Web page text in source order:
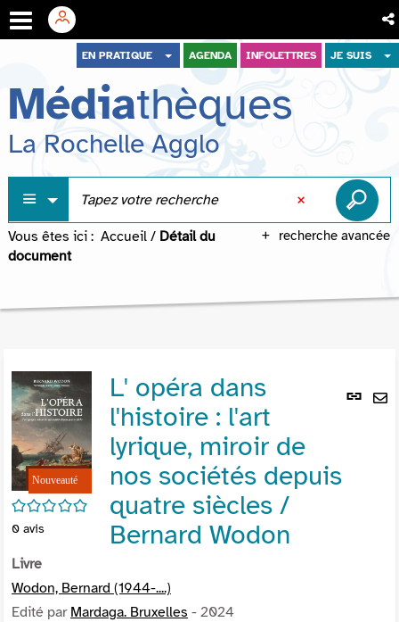
menu
contenu
recherche
EN PRATIQUE AGENDA INFOLETTRES JE SUIS
Médiathèques
La Rochelle Agglo
recherche avancée
Vous êtes ici : Accueil / Détail du
document
Lien
/5
0 avis
L' opéra dans
l'histoire : l'art
lyrique, miroir de
nos sociétés depuis
quatre siècles /
Bernard Wodon
Livre
Wodon, Bernard (1944-....)
Edité par Mardaga. Bruxelles - 2024